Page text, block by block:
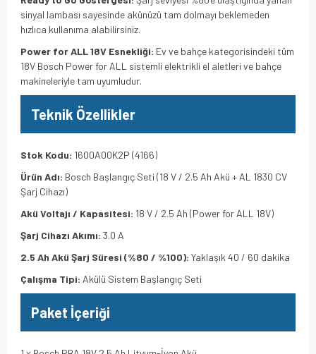
sinyal lambası sayesinde akünüzü tam dolmayı beklemeden
hızlıca kullanıma alabilirsiniz.
Power for ALL 18V Esnekliği: Ev ve bahçe kategorisindeki tüm
18V Bosch Power for ALL sistemli elektrikli el aletleri ve bahçe
makineleriyle tam uyumludur.
Teknik Özellikler
Stok Kodu: 1600A00K2P (4166)
Ürün Adı: Bosch Başlangıç Seti (18 V / 2.5 Ah Akü + AL 1830 CV
Şarj Cihazı)
Akü Voltajı / Kapasitesi: 18 V / 2.5 Ah (Power for ALL 18V)
Şarj Cihazı Akımı: 3.0 A
2.5 Ah Akü Şarj Süresi (%80 / %100): Yaklaşık 40 / 60 dakika
Çalışma Tipi: Akülü Sistem Başlangıç Seti
Paket İçeriği